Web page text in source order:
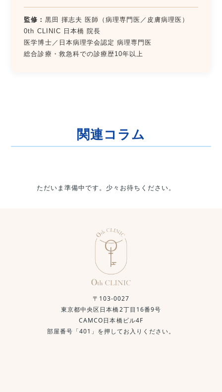
監修： 黒田 揮志夫 医師（病理専門医／皮膚病理医）
0th CLINIC 日本橋 院長
医学博士／日本病理学会認定 病理専門医
総合診療・救急科での診療歴10年以上
関連コラム
ただいま準備中です。少々お待ちください。
〒103-0027
東京都中央区日本橋2丁目16番9号
CAMCO日本橋ビル4F
部屋番号「401」を押してお入りください。